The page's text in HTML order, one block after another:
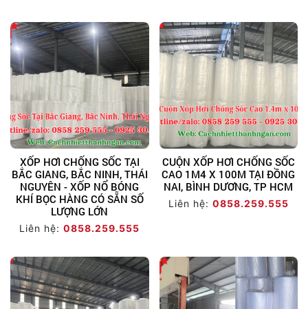
XỐP HƠI CHỐNG SỐC TẠI
BẮC GIANG, BẮC NINH, THÁI
NGUYÊN - XỐP NỔ BÓNG
KHÍ BỌC HÀNG CÓ SẴN SỐ
LƯỢNG LỚN
Liên hệ:0858.259.555
CUỘN XỐP HƠI CHỐNG SỐC
CAO 1M4 X 100M TẠI ĐỒNG
NAI, BÌNH DƯƠNG, TP HCM
Liên hệ: 0858.259.555